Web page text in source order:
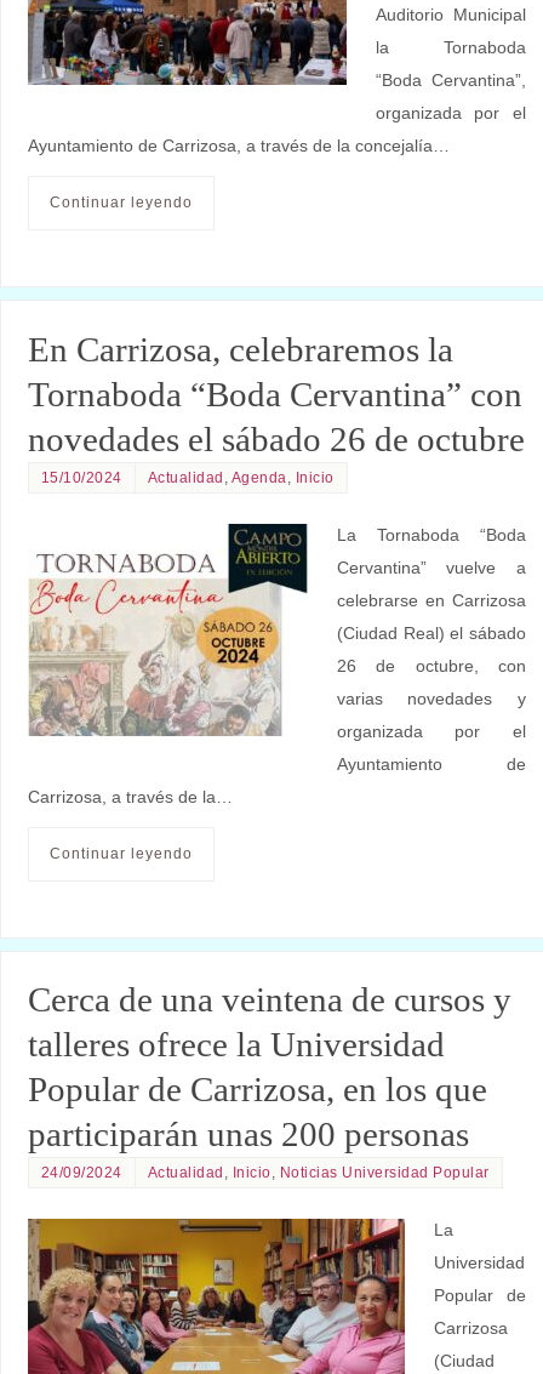
Auditorio Municipal
la Tornaboda
“Boda Cervantina”,
organizada por el
Ayuntamiento de Carrizosa, a través de la concejalía…
Continuar leyendo
En Carrizosa, celebraremos la
Tornaboda “Boda Cervantina” con
novedades el sábado 26 de octubre
15/10/2024 Actualidad Agenda Inicio
La Tornaboda “Boda
Cervantina” vuelve a
celebrarse en Carrizosa
(Ciudad Real) el sábado
26 de octubre, con
varias novedades y
organizada por el
Ayuntamiento de
Carrizosa, a través de la…
Continuar leyendo
Cerca de una veintena de cursos y
talleres ofrece la Universidad
Popular de Carrizosa, en los que
participarán unas 200 personas
24/09/2024 Actualidad , Inicio, Noticias Universidad Popular
La
Universidad
Popular de
Carrizosa
(Ciudad